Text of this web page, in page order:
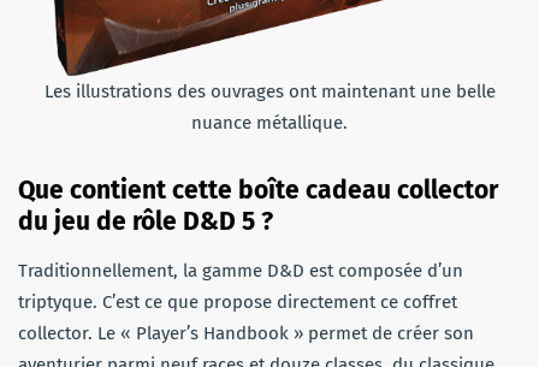
Les illustrations des ouvrages ont maintenant une belle
nuance métallique.
Que contient cette boîte cadeau collector
du jeu de rôle D&D 5 ?
Traditionnellement, la gamme D&D est composée d’un
triptyque. C’est ce que propose directement ce coffret
collector. Le « Player’s Handbook » permet de créer son